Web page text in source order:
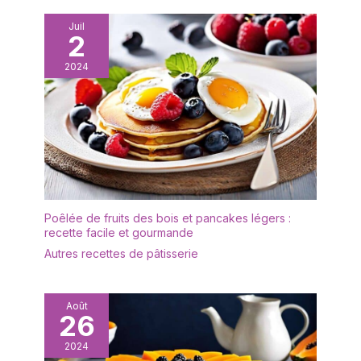
de haute qualité et
n'absorbe ni les odeurs ni
les taches. Il peut être
rincé avec un peu de
liquide vaisselle et d'eau
et est très facile à
entretenir. Afin de
prolonger sa durée de
vie, il est recommandé
de ne pas le nettoyer au
lave-vaisselle. Après le
nettoyage, il doit être
séché afin de le garder
importante] : si vous
difficultés, n'hésitez pas
à nous contacter. Nous
vous répondrons dans
les 24 heures.
Juil
2
2024
Poêlée de fruits des bois et pancakes légers :
recette facile et gourmande
Autres recettes de pâtisserie
Août
26
2024